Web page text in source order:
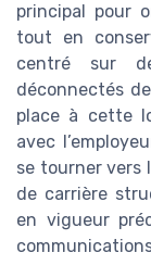
principal pour
tout en
centré sur
déconnectés
place à cette
avec
se tourner vers
de carrière
en vigueur